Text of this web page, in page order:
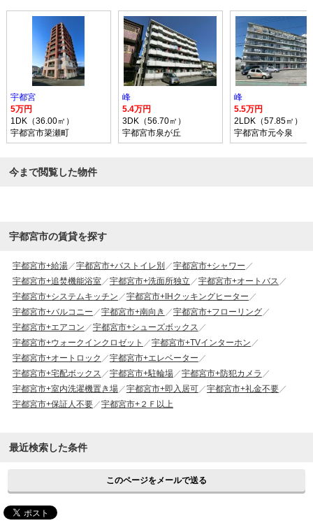
宇都宮
5万円
1DK（36.00㎡）
宇都宮市簗瀬町
峰
5.4万円
3DK（56.70㎡）
宇都宮市泉が丘
峰
5.5万円
2LDK（57.85㎡）
宇都宮市元今泉
今まで閲覧した物件
宇都宮市の賃貸を探す
宇都宮市+給湯 宇都宮市+バストイレ別
宇都宮市+シャワー
宇都宮市+追焚機能浴室
宇都宮市+洗面所独立
宇都宮市+オートバス
宇都宮市+システムキッチン
宇都宮市+IHクッキングヒーター
宇都宮市+バルコニー
宇都宮市+南向き
宇都宮市+フローリング
宇都宮市+エアコン
宇都宮市+シューズボックス
宇都宮市+ウォークインクロゼット
宇都宮市+TVインターホン
宇都宮市+オートロック
宇都宮市+エレベーター
宇都宮市+宅配ボックス
宇都宮市+駐輪場
宇都宮市+防犯カメラ
宇都宮市+室内洗濯機置き場
宇都宮市+即入居可
宇都宮市+礼金不要
宇都宮市+保証人不要
宇都宮市+２Ｆ以上
最近検索した条件
このページをメールで送る